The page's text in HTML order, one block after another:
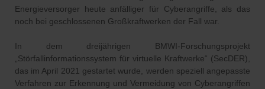
Energieversorger heute anfälliger für Cyberangriffe, als das
noch bei geschlossenen Großkraftwerken der Fall war.
In dem dreijährigen BMWI-Forschungsprojekt
„Störfallinformationssystem für virtuelle Kraftwerke“ (SecDER),
das im April 2021 gestartet wurde, werden speziell angepasste
Verfahren zur Erkennung und Vermeidung von Cyberangriffen